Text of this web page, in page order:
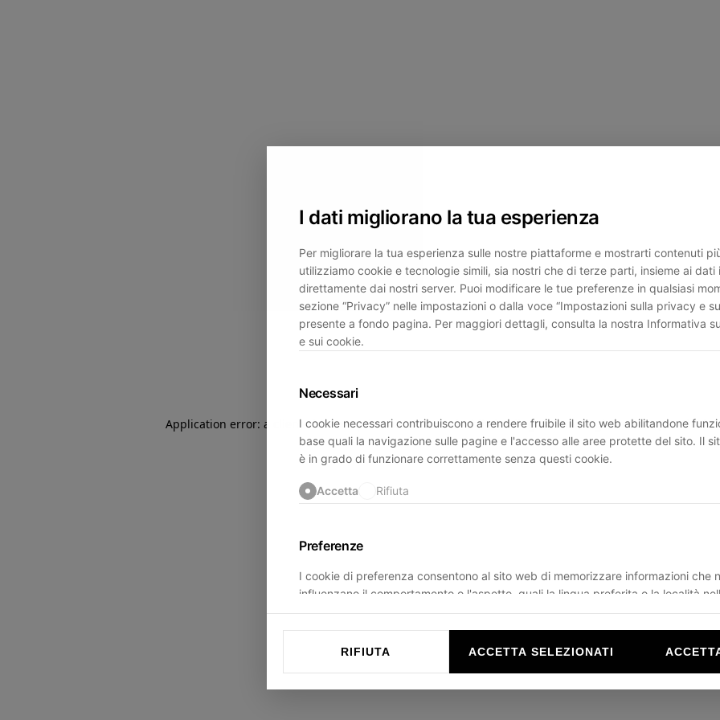
I dati migliorano la tua esperienza
Per migliorare la tua esperienza sulle nostre piattaforme e mostrarti contenuti
utilizziamo cookie e tecnologie simili, sia nostri che di terze parti, insieme ai dati
direttamente dai nostri server. Puoi modificare le tue preferenze in qualsiasi
sezione “Privacy” nelle impostazioni o dalla voce “Impostazioni sulla privacy e
presente a fondo pagina. Per maggiori dettagli, consulta la nostra Informativa
e sui cookie.
Necessari
I cookie necessari contribuiscono a rendere fruibile il sito web abilitandone
base quali la navigazione sulle pagine e l'accesso alle aree protette del sito. Il
è in grado di funzionare correttamente senza questi cookie.
Accetta Rifiuta
Preferenze
I cookie di preferenza consentono al sito web di memorizzare informazioni che
influenzano il comportamento o l'aspetto, quali la lingua preferita o la località
trovi.
RIFIUTA ACCETTA SELEZIONATI
Application error: a client -side exception has occurred while loadingducadisangiusto.com(see the